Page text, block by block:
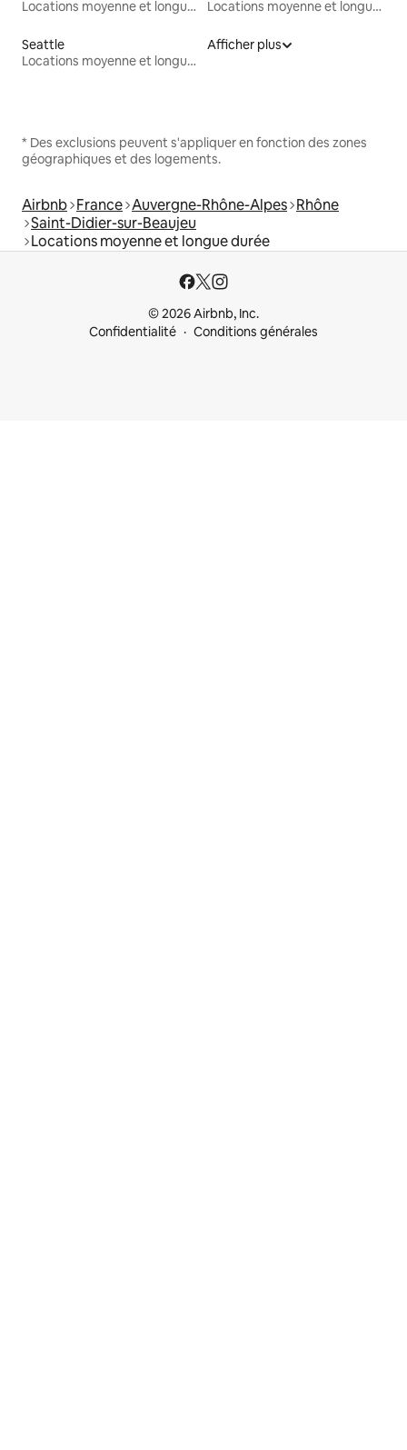
Locations moyenne et longue durée Locations moyenne et longue durée
Seattle
Locations moyenne et longue durée
Afficher plus
* Des exclusions peuvent s'appliquer en fonction des zones
géographiques et des logements.
Airbnb France Auvergne-Rhône-Alpes Rhône
Saint-Didier-sur-Beaujeu
Locations moyenne et longue durée
© 2026 Airbnb, Inc.
Confidentialité
Conditions générales